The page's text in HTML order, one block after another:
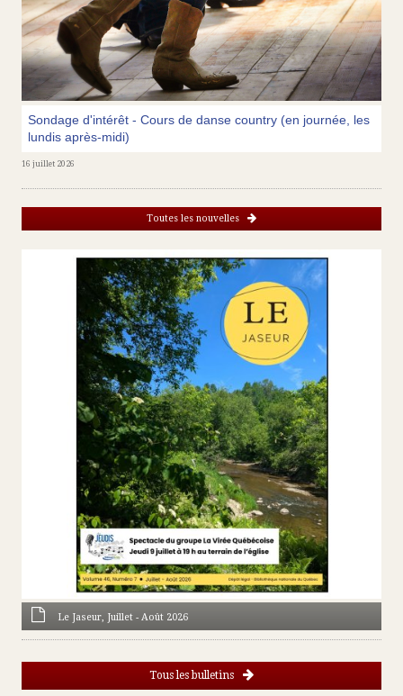
Sondage d'intérêt - Cours de danse country (en journée, les
lundis après-midi)
16 juillet 2026
Toutes les nouvelles
Le Jaseur, Juillet - Août 2026
Tous les bulletins